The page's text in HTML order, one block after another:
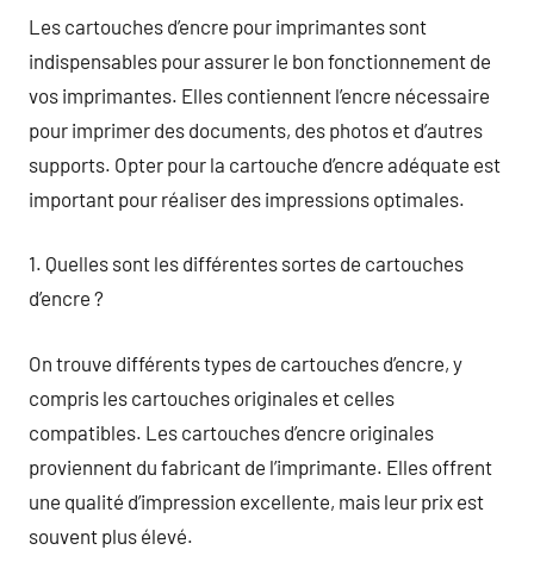
Les cartouches d’encre pour imprimantes sont
indispensables pour assurer le bon fonctionnement de
vos imprimantes. Elles contiennent l’encre nécessaire
pour imprimer des documents, des photos et d’autres
supports. Opter pour la cartouche d’encre adéquate est
important pour réaliser des impressions optimales.
1. Quelles sont les différentes sortes de cartouches
d’encre ?
On trouve différents types de cartouches d’encre, y
compris les cartouches originales et celles
compatibles. Les cartouches d’encre originales
proviennent du fabricant de l’imprimante. Elles offrent
une qualité d’impression excellente, mais leur prix est
souvent plus élevé.